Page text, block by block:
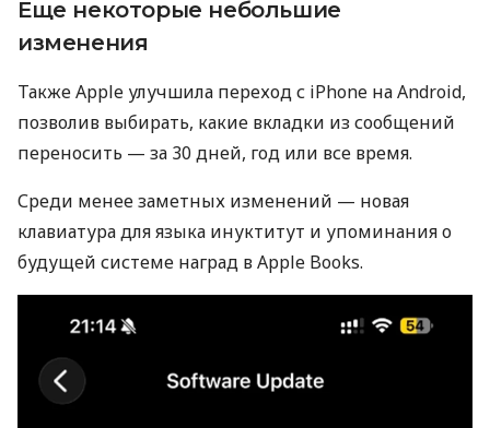
Еще некоторые небольшие
изменения
Также Apple улучшила переход с iPhone на Android,
позволив выбирать, какие вкладки из сообщений
переносить — за 30 дней, год или все время.
Среди менее заметных изменений — новая
клавиатура для языка инуктитут и упоминания о
будущей системе наград в Apple Books.